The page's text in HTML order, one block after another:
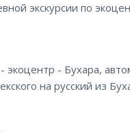
экскурсии по
экоцентр - Бухара,
на русский из